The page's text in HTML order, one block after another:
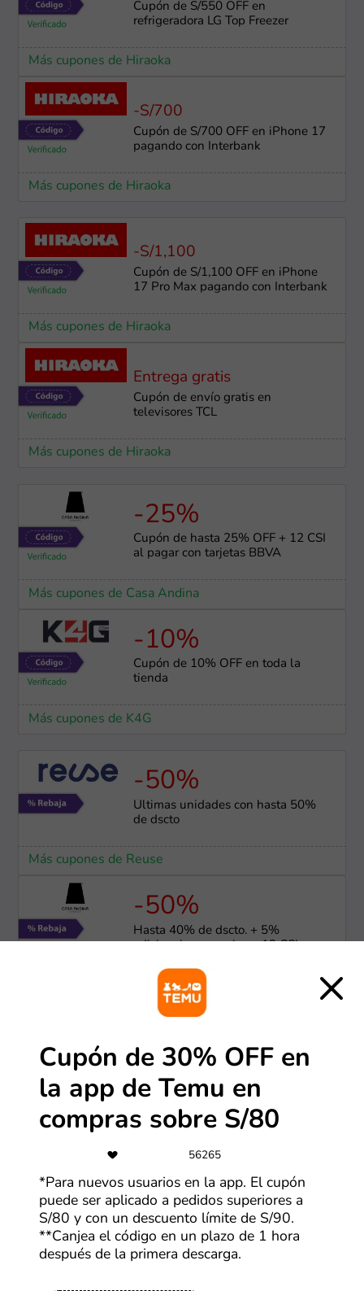
Cupón de S/550 OFF en
refrigeradora LG Top Freezer
Más cupones de Hiraoka
-S/700
Cupón de S/700 OFF en iPhone 17
pagando con Interbank
Más cupones de Hiraoka
-S/1,100
Cupón de S/1,100 OFF en iPhone
17 Pro Max pagando con Interbank
Más cupones de Hiraoka
Entrega gratis
Cupón de envío gratis en
televisores TCL
Más cupones de Hiraoka
-25%
Cupón de hasta 25% OFF + 12 CSI
al pagar con tarjetas BBVA
Más cupones de Casa Andina
-10%
Cupón de 10% OFF en toda la
tienda
Más cupones de K4G
-50%
Últimas unidades con hasta 50%
de dscto
Más cupones de Reuse
-50%
Hasta 40% de dscto. + 5%
adicional para socios + 12 CSI
Más cupones de Casa Andina
-40%
Más cupones de HP
-50%
Ofertas Lenovo de hasta 50% OFF
Más cupones de Lenovo
Cupón de 30% OFF en
la app de Temu en
compras sobre S/80
56265
*Para nuevos usuarios en la app. El cupón
puede ser aplicado a pedidos superiores a
S/80 y con un descuento límite de S/90.
**Canjea el código en un plazo de 1 hora
después de la primera descarga.